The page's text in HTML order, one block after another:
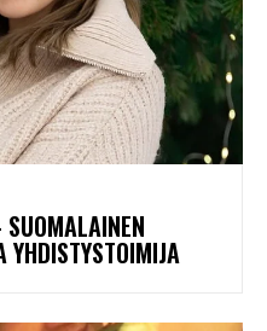
YHDISTYSTOIMIJA